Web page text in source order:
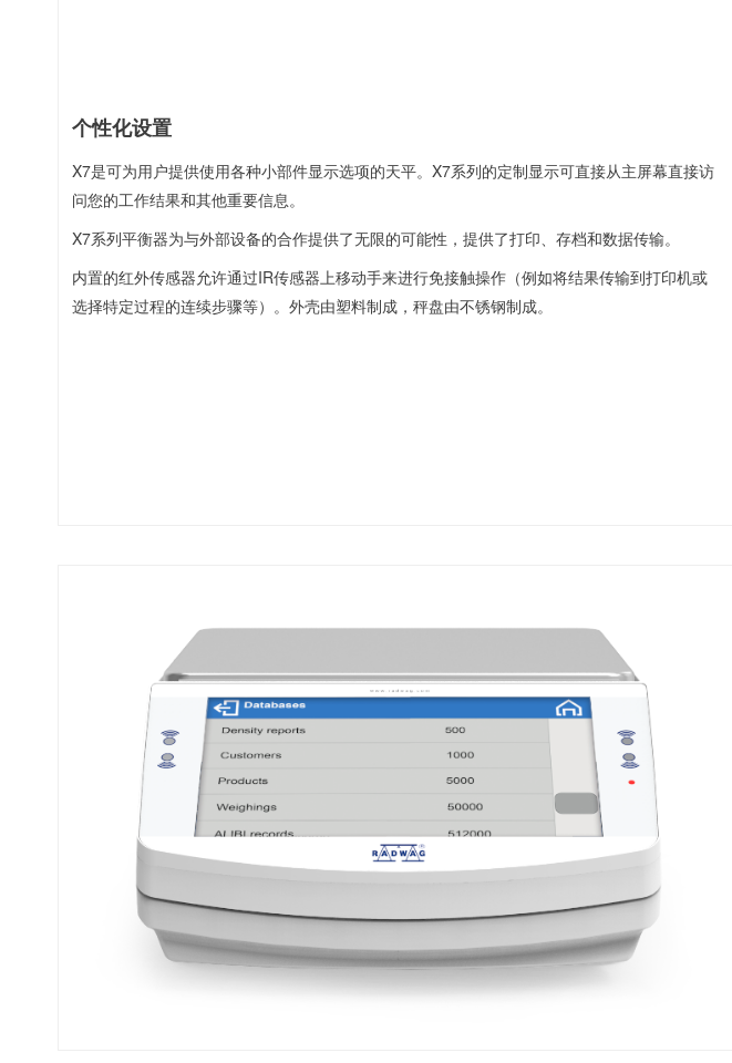
个性化设置
X7是可为用户提供使用各种小部件显示选项的天平。X7系列的定制显示可直接从主屏幕直接访
问您的工作结果和其他重要信息。
X7系列平衡器为与外部设备的合作提供了无限的可能性，提供了打印、存档和数据传输。
内置的红外传感器允许通过IR传感器上移动手来进行免接触操作（例如将结果传输到打印机或
选择特定过程的连续步骤等）。外壳由塑料制成，秤盘由不锈钢制成。